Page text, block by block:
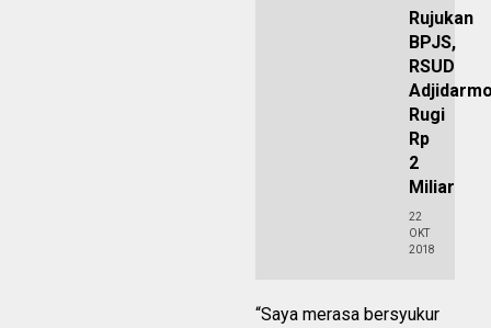
Rujukan
BPJS,
RSUD
Rugi
Rp
2
Miliar
22
OKT
2018
“Saya merasa bersyukur